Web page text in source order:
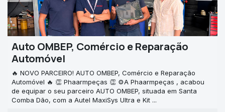
Auto OMBEP, Comércio e Reparação
Automóvel
🔥 NOVO PARCEIRO! AUTO OMBEP, Comércio e Reparação
Automóvel 🔥 👏 Phaarmpeças 👏 ⚙A Phaarmpeças , acabou
de equipar o seu parceiro AUTO OMBEP, situada em Santa
Comba Dão, com a Autel MaxiSys Ultra e Kit ...